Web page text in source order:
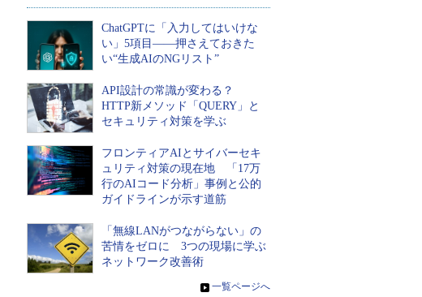
ChatGPTに「入力してはいけな
い」5項目――押さえておきた
い“生成AIのNGリスト”
API設計の常識が変わる？
HTTP新メソッド「QUERY」と
セキュリティ対策を学ぶ
フロンティアAIとサイバーセキ
ュリティ対策の現在地 「17万
行のAIコード分析」事例と公的
ガイドラインが示す道筋
「無線LANがつながらない」の
苦情をゼロに 3つの現場に学ぶ
ネットワーク改善術
» 一覧ページへ